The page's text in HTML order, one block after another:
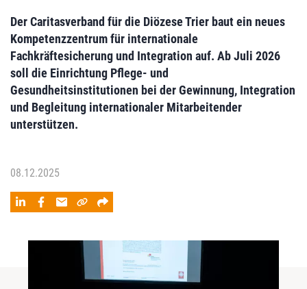
Der Caritasverband für die Diözese Trier baut ein neues
Kompetenzzentrum für internationale
Fachkräftesicherung und Integration auf. Ab Juli 2026
soll die Einrichtung Pflege- und
Gesundheitsinstitutionen bei der Gewinnung, Integration
und Begleitung internationaler Mitarbeitender
unterstützen.
08.12.2025